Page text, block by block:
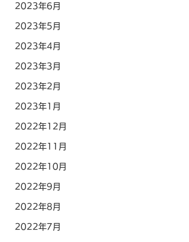
2023年6月
2023年5月
2023年4月
2023年3月
2023年2月
2023年1月
2022年12月
2022年11月
2022年10月
2022年9月
2022年8月
2022年7月